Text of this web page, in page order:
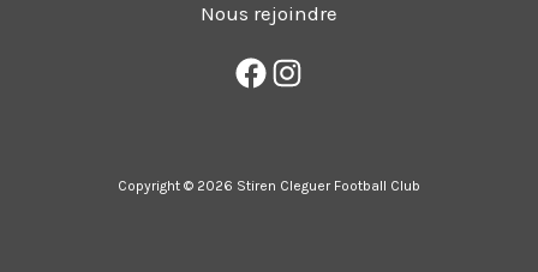
Nous rejoindre
Copyright © 2026 Stiren Cleguer Football Club